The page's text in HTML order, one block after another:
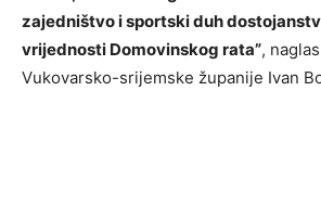
zajedništvo i sportski duh
vrijednosti Domovinskog rata”,
Vukovarsko-srijemske županije Ivan